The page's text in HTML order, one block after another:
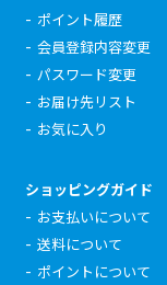
ポイント履歴
会員登録内容変更
パスワード変更
お届け先リスト
お気に入り
ショッピングガイド
お支払いについて
送料について
ポイントについて